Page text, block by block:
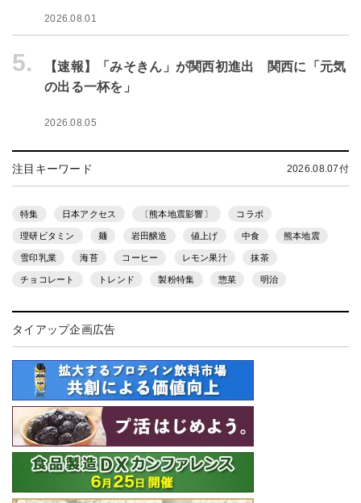
2026.08.01
5.
【速報】「みそきん」が関西初進出 関西に「元気
の出る一杯を」
2026.08.05
注目キーワード 2026.08.07付
特集 日本アクセス 〔熊本地震影響〕 コラボ
理研ビタミン 麺 岩田醸造 値上げ 中食 熊本地震
雪印乳業 海苔 コーヒー レモン果汁 抹茶
チョコレート トレンド 製粉特集 惣菜 明治
タイアップ企画広告